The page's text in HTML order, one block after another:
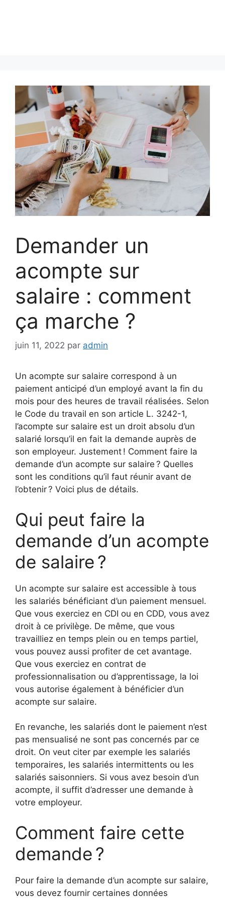
Demander un
acompte sur
salaire : comment
ça marche ?
juin 11, 2022 par admin
Un acompte sur salaire correspond à un
paiement anticipé d’un employé avant la fin du
mois pour des heures de travail réalisées. Selon
le Code du travail en son article L. 3242-1,
l’acompte sur salaire est un droit absolu d’un
salarié lorsqu’il en fait la demande auprès de
son employeur. Justement ! Comment faire la
demande d’un acompte sur salaire ? Quelles
sont les conditions qu’il faut réunir avant de
l’obtenir ? Voici plus de détails.
Qui peut faire la
demande d’un acompte
de salaire ?
Un acompte sur salaire est accessible à tous
les salariés bénéficiant d’un paiement mensuel.
Que vous exerciez en CDI ou en CDD, vous avez
droit à ce privilège. De même, que vous
travailliez en temps plein ou en temps partiel,
vous pouvez aussi profiter de cet avantage.
Que vous exerciez en contrat de
professionnalisation ou d’apprentissage, la loi
vous autorise également à bénéficier d’un
acompte sur salaire.
En revanche, les salariés dont le paiement n’est
pas mensualisé ne sont pas concernés par ce
droit. On veut citer par exemple les salariés
temporaires, les salariés intermittents ou les
salariés saisonniers. Si vous avez besoin d’un
acompte, il suffit d’adresser une demande à
votre employeur.
Comment faire cette
demande ?
Pour faire la demande d’un acompte sur salaire,
vous devez fournir certaines données